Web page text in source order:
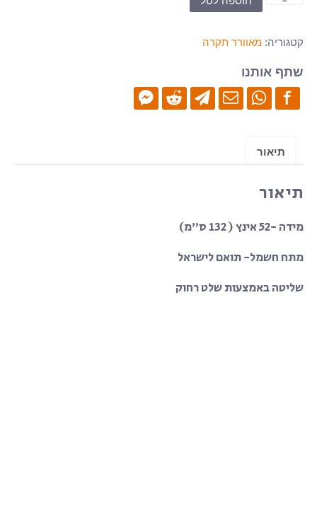
תקרה
-
"52-
FTD-
קטגוריה: מאוורר תקרה
שתף אותנו
תיאור
תיאור
מידה -52 אינץ ( 132 ס”מ)
מתח חשמל- תואם לישראל
שליטה באמצעות שלט רחוק